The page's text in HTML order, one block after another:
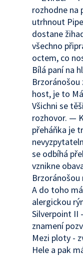
rozhodne na
utrhnout
dostane
všechno
octem, co
Bílá paní na
host, je to
Všichni se
rozhovor. —
přeháňka je
se odbíhá
vznikne
A do toho
alergickou
Silverpoint II
znamení
Mezi ploty -
Hele a pak